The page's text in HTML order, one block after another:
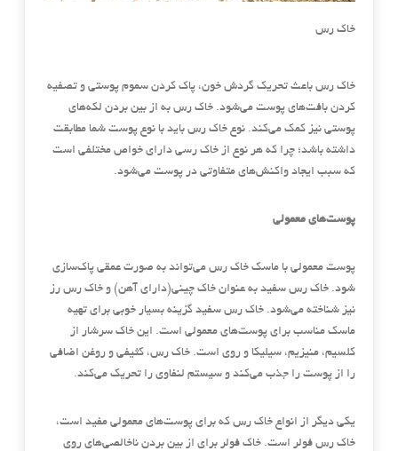
خاک رس
خاک رس باعث تحریک گردش خون، پاک کردن سموم پوستی و تصفیه
کردن بافت‌های پوست می‌شود. خاک رس به از بین بردن لکه‌‌های
پوستی نیز کمک می‌کند. نوع خاک رس باید با نوع پوست شما مطابقت
داشته باشد؛ چرا که هر نوع از خاک رسی دارای خواص مختلفی است
که سبب ایجاد واکنش‌های متفاوتی در پوست می‌شود.
پوست‌های معمولی
پوست معمولی با ماسک خاک رس می‌تواند به صورت عمقی پاک‌سازی
شود. خاک رس سفید به عنوان خاک چینی(دارای آهن) و خاک رس رز
نیز شناخته می‌شود. خاک رس سفید گزینه بسیار خوبی برای تهیه
ماسک مناسب برای پوست‌های معمولی است. این خاک سرشار از
کلسیم، منیزیم، سیلیکا و روی است. خاک رس، کثیفی و روغن اضافی
را از پوست را جذب می‌کند و سیستم لنفاوی را تحریک می‌کند.
یکی دیگر از انواع خاک رس که برای پوست‌های معمولی مفید است،
خاک رس فولر است. خاک فولر برای از بین بردن ناخالصی‌های روی